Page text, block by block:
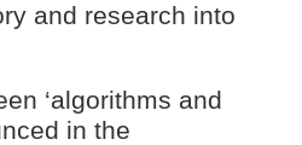
and research into
‘algorithms and
in the